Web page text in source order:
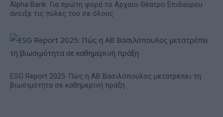
Alpha Bank: Για πρώτη φορά το Αρχαίο Θέατρο Επιδαύρου
άνοιξε τις πύλες του σε όλους
ESG Report 2025: Πώς η ΑΒ Βασιλόπουλος μετατρέπει τη
βιωσιμότητα σε καθημερινή πράξη